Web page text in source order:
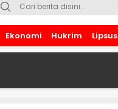
Ekonomi Hukrim Lipsus